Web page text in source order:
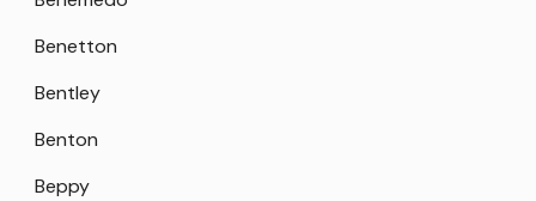
Benetton
Bentley
Benton
Beppy